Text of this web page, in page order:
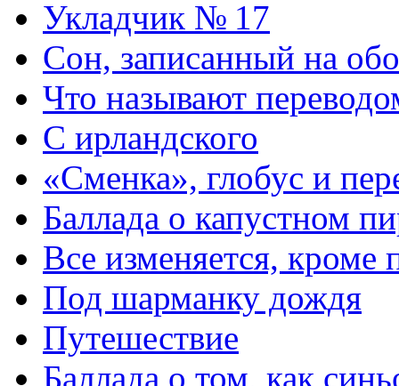
Укладчик № 17
Сон, записанный на
Что называют
С ирландского
«Сменка», глобус и
Баллада о капустном
Все изменяется, кроме
Под шарманку дождя
Путешествие
Баллада о том, как